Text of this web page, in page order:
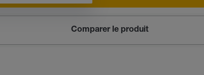
Comparer le produit